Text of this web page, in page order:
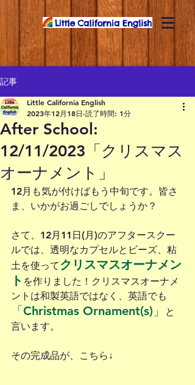
記事
After School:
12/11/2023「クリスマス
オーナメント」
Little California English
2023年12月18日 読了時間: 1分
12月も気が付けばもう中旬です。皆さ
ま、いかがお過ごしでしょうか？
さて、12月11日(月)のアフタースクー
ルでは、透明なカプセルとビーズ、粘
土を使ってクリスマスオーナメン
ト を作りました！クリスマスオーナメ
ントは和製英語ではなく、英語でも
「Christmas Ornament(s)」
と
言います。
その完成品が、こちら↓